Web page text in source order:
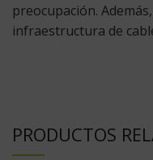
preocupación.
infraestructura de
PRODUCTOS